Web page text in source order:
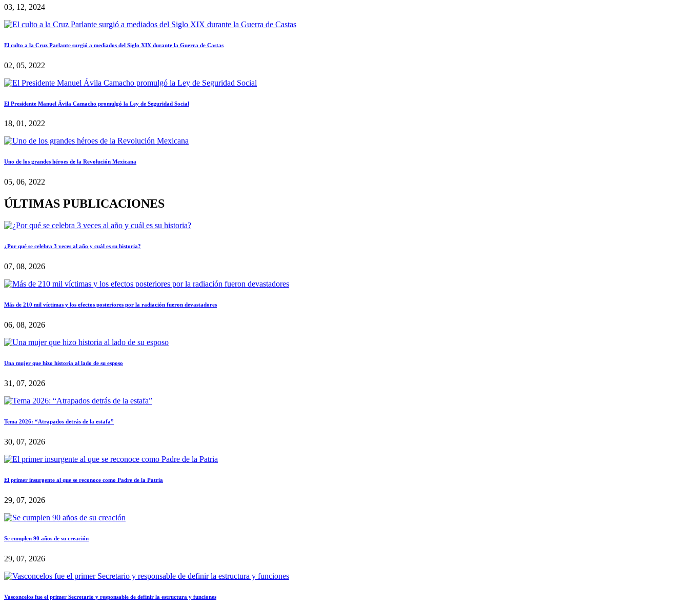
03, 12, 2024
El culto a la Cruz Parlante surgió a mediados del Siglo XIX durante la Guerra de Castas
02, 05, 2022
El Presidente Manuel Ávila Camacho promulgó la Ley de Seguridad Social
18, 01, 2022
Uno de los grandes héroes de la Revolución Mexicana
05, 06, 2022
ÚLTIMAS PUBLICACIONES
¿Por qué se celebra 3 veces al año y cuál es su historia?
07, 08, 2026
Más de 210 mil víctimas y los efectos posteriores por la radiación fueron devastadores
06, 08, 2026
Una mujer que hizo historia al lado de su esposo
31, 07, 2026
Tema 2026: “Atrapados detrás de la estafa”
30, 07, 2026
El primer insurgente al que se reconoce como Padre de la Patria
29, 07, 2026
Se cumplen 90 años de su creación
29, 07, 2026
Vasconcelos fue el primer Secretario y responsable de definir la estructura y funciones